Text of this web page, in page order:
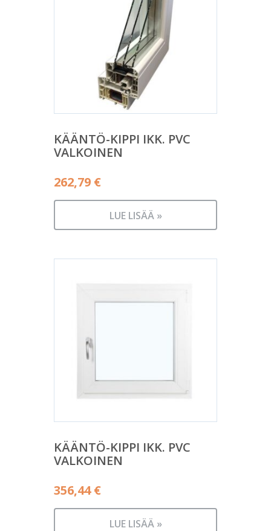
KÄÄNTÖ-KIPPI IKK. PVC
VALKOINEN
262,79 €
LUE LISÄÄ »
KÄÄNTÖ-KIPPI IKK. PVC
VALKOINEN
356,44€
LUE LISÄÄ »